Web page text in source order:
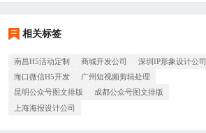
相关标签
南昌H5活动定制 商城开发公司
深圳IP形象设计公司
海口微信H5开发
广州短视频剪辑处理
昆明公众号图文排版
成都公众号图文排版
上海海报设计公司